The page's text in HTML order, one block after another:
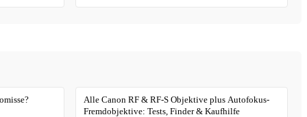
Alle Canon RF & RF-S Objektive plus Autofokus-
Fremdobjektive: Tests, Finder & Kaufhilfe